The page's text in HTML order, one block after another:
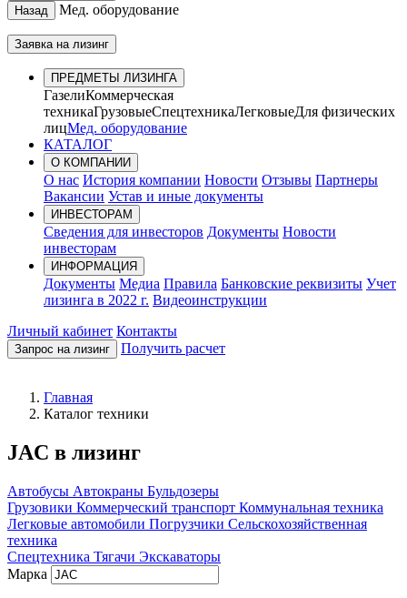
Назад
Мед. оборудование
Заявка на лизинг
ПРЕДМЕТЫ ЛИЗИНГА
ГазелиКоммерческая
техникаГрузовыеСпецтехникаЛегковыеДля физических
лицМед. оборудование
КАТАЛОГ
О КОМПАНИИ
О нас История компании Новости Отзывы Партнеры
Вакансии Устав и иные документы
ИНВЕСТОРАМ
Сведения для инвесторов Документы Новости
инвесторам
ИНФОРМАЦИЯ
Документы Медиа Правила Банковские реквизиты Учет
лизинга в 2022 г. Видеоинструкции
Личный кабинет Контакты
Запрос на лизинг Получить расчет
Главная
Каталог техники
JAC в лизинг
Автобусы Автокраны Бульдозеры
Грузовики Коммерческий транспорт Коммунальная техника
Легковые автомобили Погрузчики Сельскохозяйственная
техника
Спецтехника Тягачи Экскаваторы
Марка